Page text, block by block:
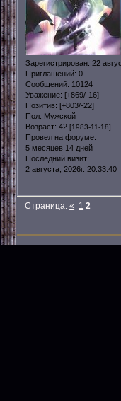
Зарегистрирован: 22
Приглашений: 0
Сообщений: 10124
Уважение: [+869/-16]
Позитив: [+803/-22]
Пол: Мужской
Возраст: 42 [1983-11-18]
Провел на форуме:
5 месяцев 14 дней
Последний визит:
2 августа, 2026г. 20:33:40
Страница:« 1 2